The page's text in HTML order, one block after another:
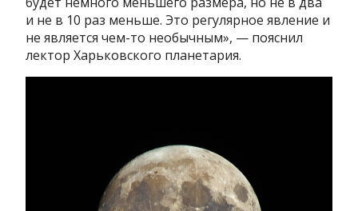
и не в 10 раз меньше. Это регулярное явление и
не является чем-то необычным», — пояснил
лектор Харьковского планетария.